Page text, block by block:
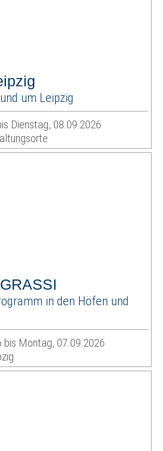
um Leipzig
Dienstag, 08.09.2026
in den Höfen und
Montag, 07.09.2026